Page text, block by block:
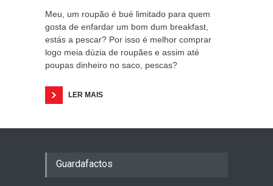
Meu, um roupão é bué limitado para quem
gosta de enfardar um bom dum breakfast,
estás a pescar? Por isso é melhor comprar
logo meia dúzia de roupães e assim até
poupas dinheiro no saco, pescas?
LER MAIS
Guardafactos